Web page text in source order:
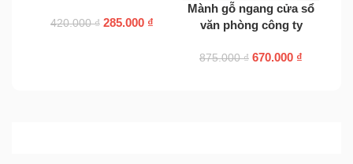
420.000₫ 285.000 ₫
Mành gỗ ngang cửa sổ
văn phòng công ty
875.000₫ 670.000 ₫